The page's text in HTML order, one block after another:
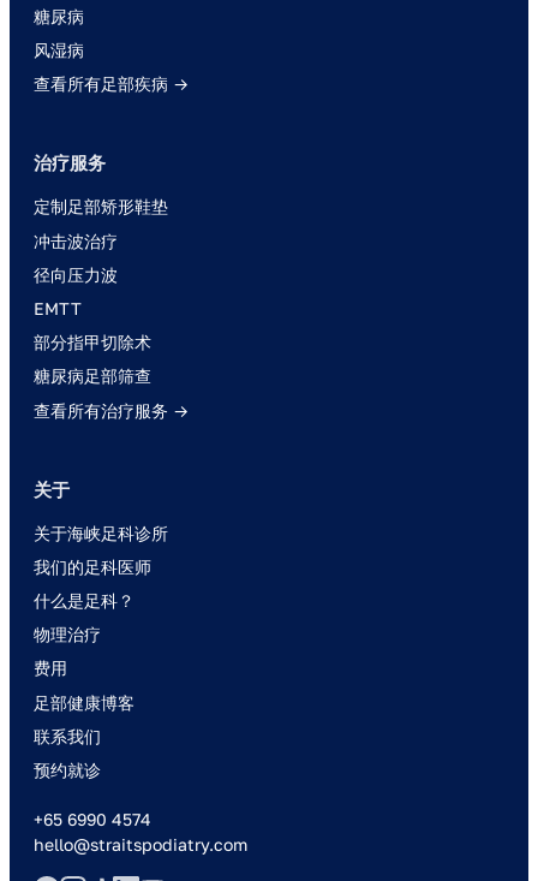
糖尿病
风湿病
查看所有足部疾病 →
治疗服务
定制足部矫形鞋垫
冲击波治疗
径向压力波
EMTT
部分指甲切除术
糖尿病足部筛查
查看所有治疗服务 →
关于
关于海峡足科诊所
我们的足科医师
什么是足科？
物理治疗
费用
足部健康博客
联系我们
预约就诊
+65 6990 4574
hello@straitspodiatry.com